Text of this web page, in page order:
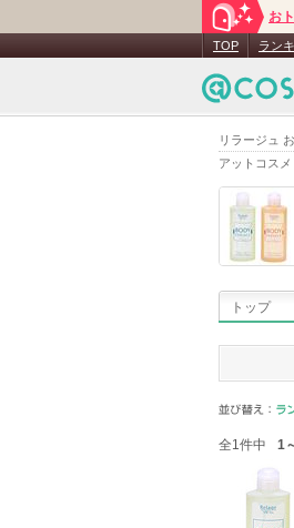
リラージュ
アットコスメ
お
TOP ラン
トップ
全1件中 1